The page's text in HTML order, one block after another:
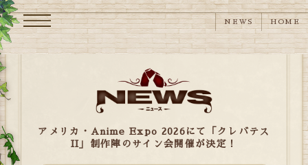
メニュー
HOME
NEWS
アメリカ・Anime Expo 2026にて「クレバテス
II」制作陣のサイン会開催が決定！